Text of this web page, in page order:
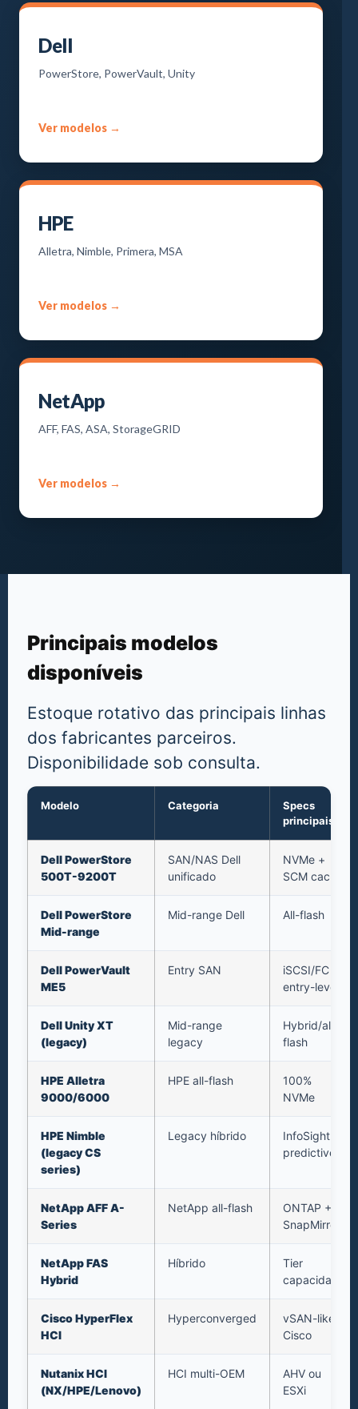
Dell
PowerStore, PowerVault, Unity
Ver modelos →
HPE
Alletra, Nimble, Primera, MSA
Ver modelos →
NetApp
AFF, FAS, ASA, StorageGRID
Ver modelos →
Principais modelos
disponíveis
Estoque rotativo das principais linhas
dos fabricantes parceiros.
Disponibilidade sob consulta.
Modelo Categoria
Specs
principais
Dell PowerStore
500T-9200T
SAN/NAS Dell
unificado
NVMe +
SCM cache
Dell PowerStore
Mid-range
Mid-range Dell All-flash
Dell PowerVault
ME5
Entry SAN
iSCSI/FC
entry-level
Dell Unity XT
(legacy)
Mid-range
legacy
Hybrid/all-
flash
HPE Alletra
9000/6000
HPE all-flash
100%
NVMe
HPE Nimble
(legacy CS
series)
Legacy híbrido
InfoSight
predictive
NetApp AFF A-
Series
NetApp all-flash
ONTAP +
SnapMirror
NetApp FAS
Hybrid
Híbrido
Tier
capacidade
Cisco HyperFlex
HCI
Hyperconverged
vSAN-like
Cisco
Nutanix HCI
(NX/HPE/Lenovo)
HCI multi-OEM
AHV ou
ESXi